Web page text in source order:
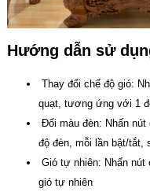
Hướng dẫn sử
Thay đổi chế độ gió:
quạt, tương ứng với 1
Đổi màu đèn: Nhấn
độ đèn, mỗi lần bật/tắt,
Gió tự nhiên: Nhấn
gió tự nhiên